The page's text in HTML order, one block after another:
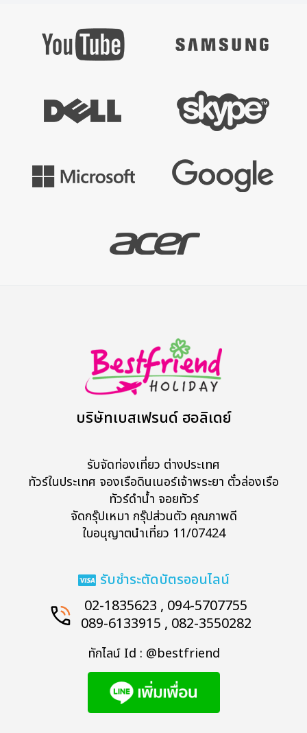
บริษัทเบสเฟรนด์ ฮอลิเดย์
รับจัดท่องเที่ยว ต่างประเทศ
ทัวร์ในประเทศ จองเรือดินเนอร์เจ้าพระยา ตั๋วล่องเรือ
ทัวร์ดำน้ำ จอยทัวร์
จัดกรุ๊ปเหมา กรุ๊ปส่วนตัว คุณภาพดี
ใบอนุญาตนำเที่ยว 11/07424
รับชำระตัดบัตรออนไลน์
02-1835623 , 094-5707755
089-6133915 , 082-3550282
ทักไลน์ Id : @bestfriend